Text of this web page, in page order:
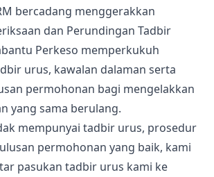
bercadang menggerakkan
dan Perundingan Tadbir
Perkeso memperkukuh
urus, kawalan dalaman serta
permohonan bagi mengelakkan
yang sama berulang.
mempunyai tadbir urus, prosedur
permohonan yang baik, kami
pasukan tadbir urus kami ke